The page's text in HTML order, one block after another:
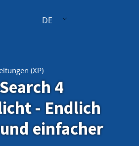
DE
(XP)
4
- Endlich
einfacher